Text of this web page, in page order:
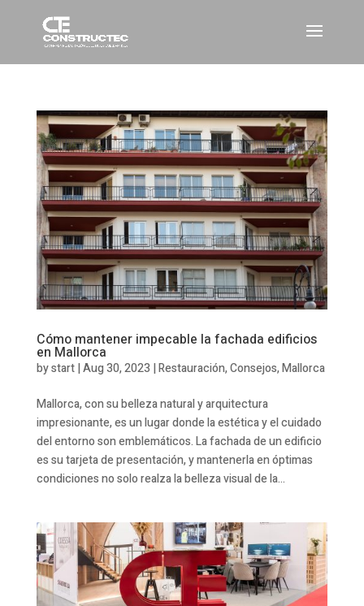
Cómo mantener impecable la fachada edificios
en Mallorca
bystart|Aug 30, 2023 |Restauración,Consejos,Mallorca
Mallorca, con su belleza natural y arquitectura
impresionante, es un lugar donde la estética y el cuidado
del entorno son emblemáticos. La fachada de un edificio
es su tarjeta de presentación, y mantenerla en óptimas
condiciones no solo realza la belleza visual de la...